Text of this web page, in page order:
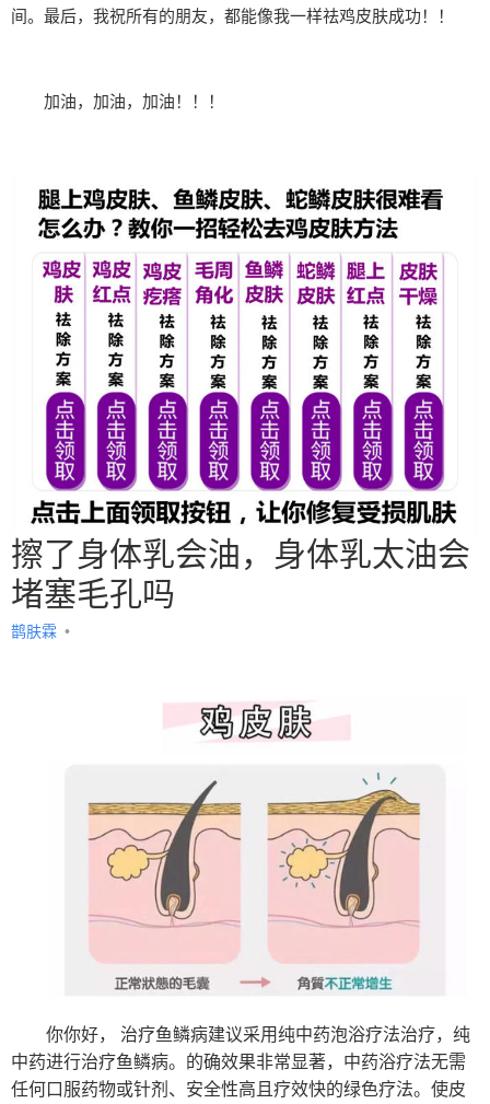
间。最后，我祝所有的朋友，都能像我一样祛鸡皮肤成功！！
加油，加油，加油！！！
擦了身体乳会油，身体乳太油会
堵塞毛孔吗
鹊肤霖 •
你你好， 治疗鱼鳞病建议采用纯中药泡浴疗法治疗，纯
中药进行治疗鱼鳞病。的确效果非常显著，中药浴疗法无需
任何口服药物或针剂、安全性高且疗效快的绿色疗法。使皮